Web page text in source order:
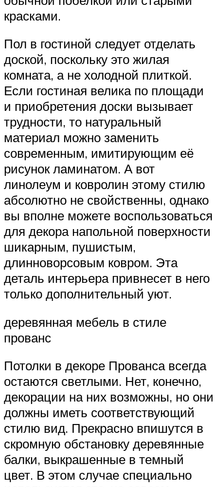
красками.
Пол в гостиной следует отделать
доской, поскольку это жилая
комната, а не холодной плиткой.
Если гостиная велика по площади
и приобретения доски вызывает
трудности, то натуральный
материал можно заменить
современным, имитирующим её
рисунок ламинатом. А вот
линолеум и ковролин этому стилю
абсолютно не свойственны, однако
вы вполне можете воспользоваться
для декора напольной поверхности
шикарным, пушистым,
длинноворсовым ковром. Эта
деталь интерьера привнесет в него
только дополнительный уют.
деревянная мебель в стиле
прованс
Потолки в декоре Прованса всегда
остаются светлыми. Нет, конечно,
декорации на них возможны, но они
должны иметь соответствующий
стилю вид. Прекрасно впишутся в
скромную обстановку деревянные
балки, выкрашенные в темный
цвет. В этом случае специально